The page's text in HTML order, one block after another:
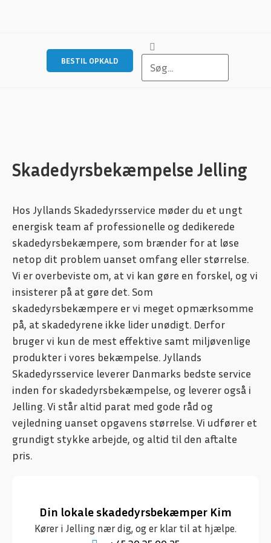
BESTIL OPKALD
Skadedyrsbekæmpelse Jelling
Hos Jyllands Skadedyrsservice møder du et ungt
energisk team af professionelle og dedikerede
skadedyrsbekæmpere, som brænder for at løse
netop dit problem uanset omfang eller størrelse.
Vi er overbeviste om, at vi kan gøre en forskel, og vi
insisterer på at gøre det. Som
skadedyrsbekæmpere er vi meget opmærksomme
på, at skadedyrene ikke lider unødigt. Derfor
bruger vi kun de mest effektive samt miljøvenlige
produkter i vores bekæmpelse. Jyllands
Skadedyrsservice leverer Danmarks bedste service
inden for skadedyrsbekæmpelse, og leverer også i
Jelling. Vi står altid parat med gode råd og
vejledning uanset opgavens størrelse. Vi udfører et
grundigt stykke arbejde, og altid til den aftalte
pris.
Din lokale skadedyrsbekæmper Kim
Kører i Jelling nær dig, og er klar til at hjælpe.